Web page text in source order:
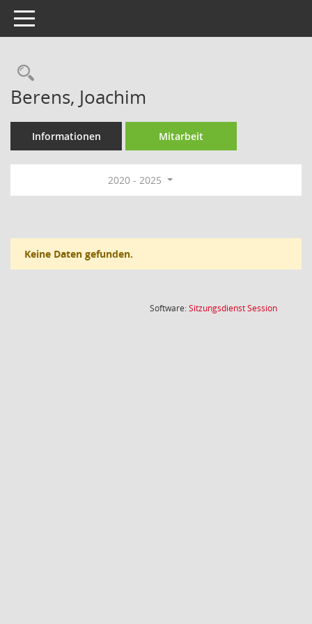
Toggle navigation
Rechercheauswahl
Berens, Joachim
Informationen Mitarbeit
2020 - 2025
Keine Daten gefunden.
Software:SitzungsdienstSession(Wird in